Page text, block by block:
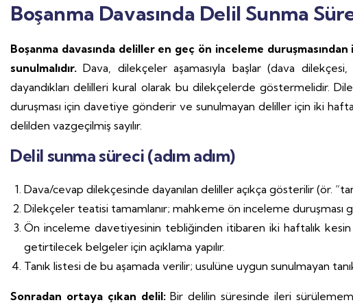
Boşanma Davasında Delil Sunma
Boşanma davasında deliller en geç ön inceleme
sunulmalıdır.Dava, dilekçeler aşamasıyla başlar (dava
dayandıkları delilleri kural olarak bu dilekçelerde göstermelidir.
duruşması için davetiye gönderir ve sunulmayan deliller için iki
delilden vazgeçilmiş sayılır.
Delil sunma süreci (adım adım)
Dava/cevap dilekçesinde dayanılan deliller açıkça gösterilir (ör.
Dilekçeler teatisi tamamlanır; mahkeme ön inceleme duruşması
Ön inceleme davetiyesinin tebliğinden itibaren iki haftalık
getirtilecek belgeler için açıklama yapılır.
Tanık listesi de bu aşamada verilir; usulüne uygun sunulmayan
Sonradan ortaya çıkan delil:Bir delilin süresinde ileri